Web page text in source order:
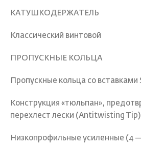
КАТУШКОДЕРЖАТЕЛЬ
Классический винтовой
ПРОПУСКНЫЕ КОЛЬЦА
Пропускные кольца со вставками
Конструкция «тюльпан»,
перехлест лески (Antitwisting Tip)
Низкопрофильные усиленные (4